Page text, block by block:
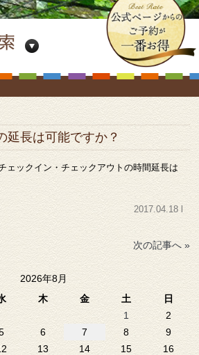
延長は可能ですか？
ェックイン・チェックアウトの時間延長は
2017.04.18 l
次の記事へ »
2026年8月
木 金 土
日
1
2
6 7 8
9
13 14 15
16